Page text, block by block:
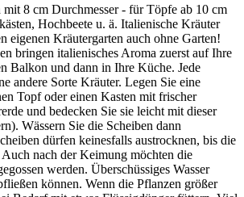
mit 8 cm Durchmesser - für Töpfe ab 10 cm
Hochbeete u. ä. Italienische Kräuter
eigenen Kräutergarten auch ohne Garten!
bringen italienisches Aroma zuerst auf Ihre
Balkon und dann in Ihre Küche. Jede
andere Sorte Kräuter. Legen Sie eine
Topf oder einen Kasten mit frischer
und bedecken Sie sie leicht mit dieser
Wässern Sie die Scheiben dann
dürfen keinesfalls austrocknen, bis die
nach der Keimung möchten die
werden. Überschüssiges Wasser
können. Wenn die Pflanzen größer